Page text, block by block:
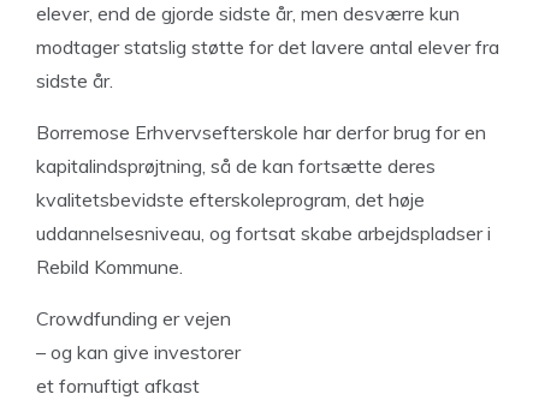
elever, end de gjorde sidste år, men desværre kun
modtager statslig støtte for det lavere antal elever fra
sidste år.
Borremose Erhvervsefterskole har derfor brug for en
kapitalindsprøjtning, så de kan fortsætte deres
kvalitetsbevidste efterskoleprogram, det høje
uddannelsesniveau, og fortsat skabe arbejdspladser i
Rebild Kommune.
Crowdfunding er vejen
– og kan give investorer
et fornuftigt afkast